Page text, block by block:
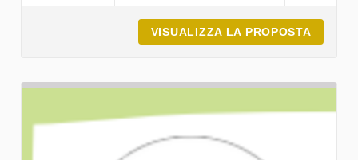
VISUALIZZA LA PROPOSTA